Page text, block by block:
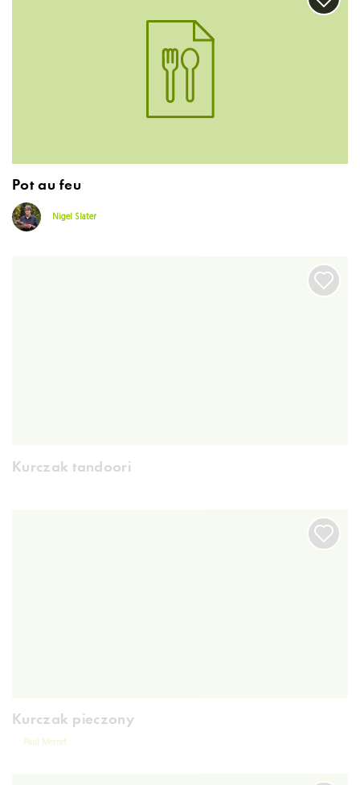
Pot au feu
Nigel Slater
Kurczak tandoori
Kurczak pieczony